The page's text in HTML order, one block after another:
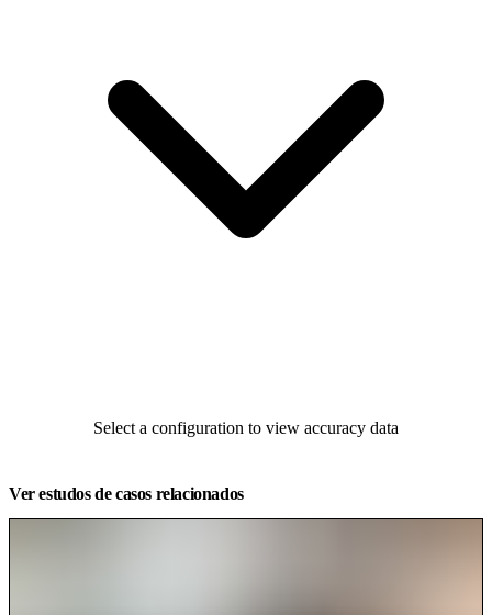
Select a configuration to view accuracy data
Ver estudos de casos relacionados